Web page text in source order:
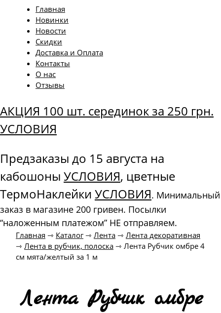
Главная
Новинки
Новости
Скидки
Доставка и Оплата
Контакты
О нас
Отзывы
АКЦИЯ 100 шт. серединок за 250 грн.
УСЛОВИЯ
Предзаказы до 15 августа на
кабошоны УСЛОВИЯ, цветные
ТермоНаклейки УСЛОВИЯ. Минимальный
заказ в магазине 200 гривен. Посылки
“наложенным платежом” НЕ отправляем.
Главная ⇾ Каталог⇾ Лента ⇾ Лента декоративная
⇾ Лента в рубчик, полоска ⇾ Лента Рубчик омбре 4
см мята/желтый за 1 м
Лента Рубчик омбре